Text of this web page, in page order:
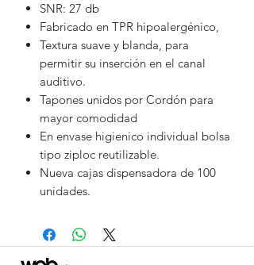
SNR: 27 db
Fabricado en TPR hipoalergénico,
Textura suave y blanda, para
permitir su inserción en el canal
auditivo.
Tapones unidos por Cordón para
mayor comodidad
En envase higienico individual bolsa
tipo ziploc reutilizable.
Nueva cajas dispensadora de 100
unidades.